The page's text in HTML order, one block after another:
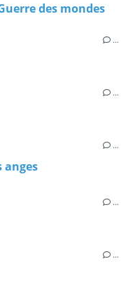
des mondes
…
…
…
anges
…
…